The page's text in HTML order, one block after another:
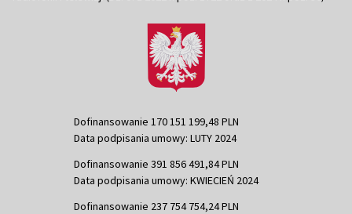
Dofinansowanie 170 151 199,48 PLN
Data podpisania umowy: LUTY 2024
Dofinansowanie 391 856 491,84 PLN
Data podpisania umowy: KWIECIEŃ 2024
Dofinansowanie 237 754 754,24 PLN